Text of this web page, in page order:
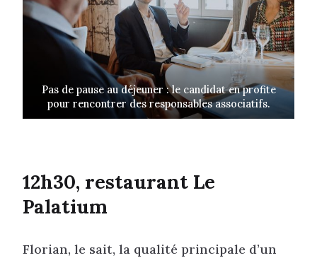
Pas de pause au déjeuner : le candidat en profite
pour rencontrer des responsables associatifs.
12h30, restaurant Le
Palatium
Florian, le sait, la qualité principale d’un